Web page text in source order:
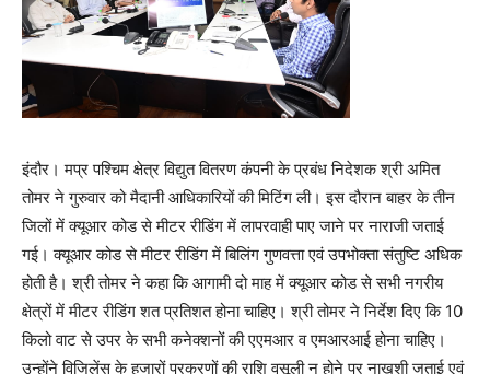
इंदौर। मप्र पश्चिम क्षेत्र विद्युत वितरण कंपनी के प्रबंध निदेशक श्री अमित
तोमर ने गुरुवार को मैदानी आधिकारियों की मिटिंग ली। इस दौरान बाहर के तीन
जिलों में क्यूआर कोड से मीटर रीडिंग में लापरवाही पाए जाने पर नाराजी जताई
गई। क्यूआर कोड से मीटर रीडिंग में बिलिंग गुणवत्ता एवं उपभोक्ता संतुष्टि अधिक
होती है। श्री तोमर ने कहा कि आगामी दो माह में क्यूआर कोड से सभी नगरीय
क्षेत्रों में मीटर रीडिंग शत प्रतिशत होना चाहिए। श्री तोमर ने निर्देश दिए कि 10
किलो वाट से उपर के सभी कनेक्शनों की एएमआर व एमआरआई होना चाहिए।
उन्होंने विजिलेंस के हजारों प्रकरणों की राशि वसूली न होने पर नाखुशी जताई एवं